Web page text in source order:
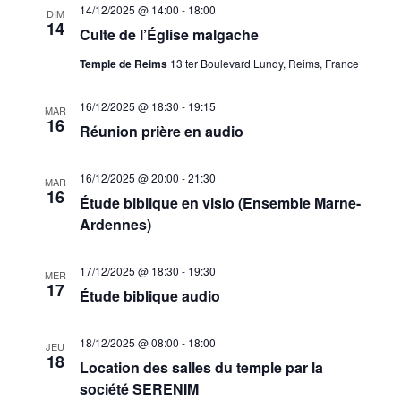
DIM
14 Culte de l’Église malgache
14/12/2025 @ 14:00 - 18:00
Temple de Reims 13 ter Boulevard Lundy, Reims, France
MAR
16 Réunion prière en audio
16/12/2025 @ 18:30 - 19:15
MAR
16
Étude biblique en visio (Ensemble Marne-
Ardennes)
16/12/2025 @ 20:00 -21:30
MER
17 Étude biblique audio
17/12/2025 @ 18:30 - 19:30
JEU
18
Location des salles du temple par la
société SERENIM
18/12/2025 @ 08:00 - 18:00